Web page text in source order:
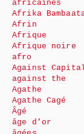
africaines
Afrika
Afrin
Afrique
Afrique noire
afro
Against
against the
Agathe
Agathe Cagé
Âgé
âge d’or